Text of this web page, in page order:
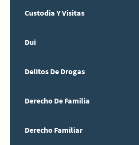
Custodia Y Visitas
Dui
Delitos De Drogas
Derecho De Familia
Derecho Familiar